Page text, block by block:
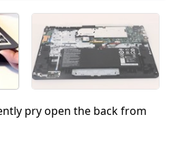
pry open the back from